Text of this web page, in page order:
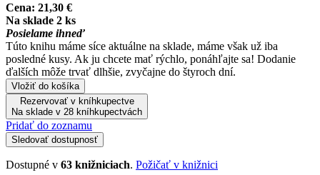
Cena: 21,30 €
Na sklade 2 ks
Posielame ihneď
Túto knihu máme síce aktuálne na sklade, máme však už iba
posledné kusy. Ak ju chcete mať rýchlo, ponáhľajte sa! Dodanie
ďalších môže trvať dlhšie, zvyčajne do štyroch dní.
Vložiť do košíka
Rezervovať v kníhkupectve
Na sklade v 28 kníhkupectvách
Pridať do zoznamu
Sledovať dostupnosť
Dostupné v 63 knižniciach. Požičať v knižnici